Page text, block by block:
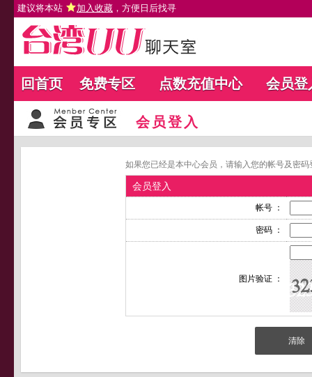
建议将本站 加入收藏 ，方便日后找寻
回首页 免费专区 点数充值中心 会员登
会员登入
如果您已经是本中心会员，请输入您的帐号及密
会员登入
帐号 ：
密码 ：
图片验证 ：